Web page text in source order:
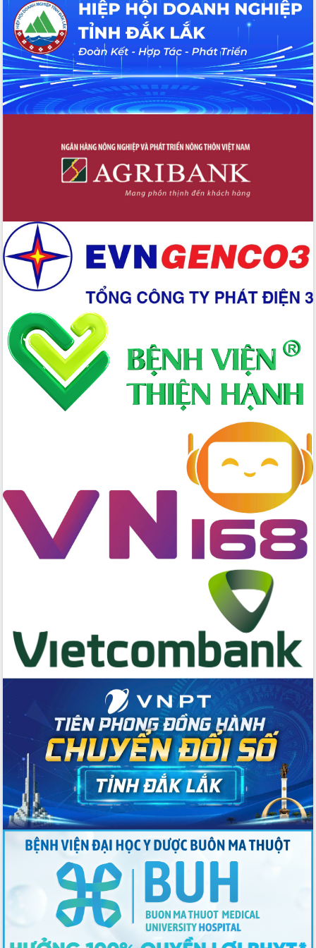
hiện nhiệm vụ quản lý tài sản công
hàng tuần
Tháo gỡ những vướng mắc, đẩy mạnh
công tác cải cách thủ tục hành chính
tại Trung tâm Phục vụ hành chính
công tỉnh
Đắk Lắk: Tôn vinh 46 giải pháp tại Hội
về phát triển nuôi trồng thủy sản
Phó Chủ tịch UBND tỉnh Đắk Lắk
Trương Công Thái kiểm tra thực địa
Dự án cao tốc Khánh Hòa - Buôn Ma
Định vị cà phê Việt Nam như một “di
sản sống” trong dòng chảy toàn cầu
Xây dựng nông thôn mới: Nâng cao đời
sống người dân từ những mô hình thiết
thực
Quyết liệt tháo gỡ vướng mắc, đẩy
nhanh tiến độ các dự án trọng điểm
trong Khu kinh tế Nam Phú Yên
Hòn Yến phát triển du lịch gắn với bảo
tồn biển
Lấy ý kiến điều chỉnh Quy hoạch tỉnh
Đắk Lắk thời kỳ 2021-2030, tầm nhìn
đến năm 2050
kinh tế từ 10% trở lên trong Quý
II/2026
Đắk Lắk ký kết thỏa thuận hợp tác về
chuyển đổi số giai đoạn 2026 – 2030
với Tập đoàn Bưu chính Viễn thông
Việt Nam
du khách thông qua Hệ thống cơ sở dữ
liệu và Bản đồ số
trong thương mại điện tử năm 2026
Đoàn đại biểu Quốc hội tỉnh Đắk Lắk
trao đổi thông tin trước Kỳ họp thứ
nhất, Quốc hội khóa XVI
Quyết liệt cải cách hành chính, khơi
thông nguồn lực phát triển
Nâng cao hiệu lực, hiệu quả HĐND
tỉnh thông qua hiện đại hóa hành chính
Xã Ea Phê gắn cải cách hành chính với
chuyển đổi số
Phó Chủ tịch Thường trực UBND tỉnh
Hồ Thị Nguyên Thảo làm việc tại Trung
tâm Phục vụ hành chính công xã Ea
Phê
Xây dựng nền hành chính số đồng
hành cùng nông dân dân, doanh nghiệp
Giai đoạn 2026-2030, Đắk Lắk phấn